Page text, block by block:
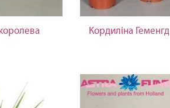
Кордиліна Геменгд